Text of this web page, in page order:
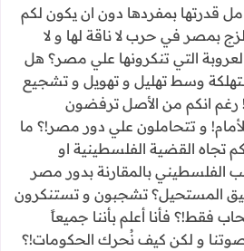
قدرتها بمفردها دون ان يكون لكم
بمصر في حرب لا ناقة لها و لا
التي تنكرونها علي مصر؟ هل
وسط تهليل و تهويل و تشجيع
رغم انكم من الأصل ترفضون
و تتحاملون علي دور مصر!؟ ما
تجاه القضية الفلسطينية او
الفلسطيني بالمقارنة بدور مصر
المستحيل؟ تشجبون و تستنكرون
فقط!؟ فأنا أعلم بأننا جميعاً
و لكن كيف نُحرك الحكومات!؟